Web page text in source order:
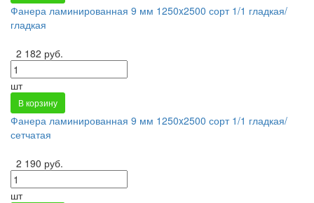
Фанера ламинированная 9 мм 1250x2500 сорт 1/1 гладкая/
гладкая
2 182 руб.
шт
В корзину
Фанера ламинированная 9 мм 1250x2500 сорт 1/1 гладкая/
сетчатая
2 190 руб.
шт